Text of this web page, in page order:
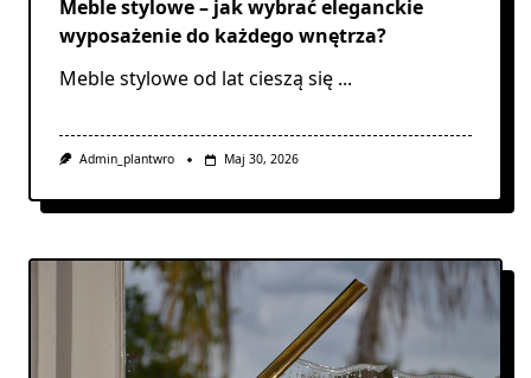
Meble stylowe – jak wybrać eleganckie
wyposażenie do każdego wnętrza?
Meble stylowe od lat cieszą się ...
Admin_plantwro Maj 30, 2026